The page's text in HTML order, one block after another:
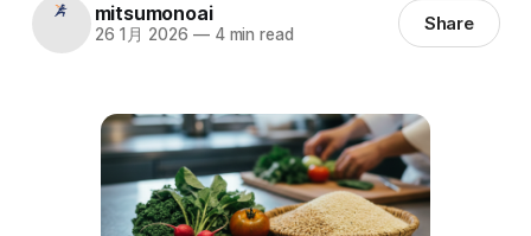
mitsumonoai
26 1月 2026 —4 min read Share